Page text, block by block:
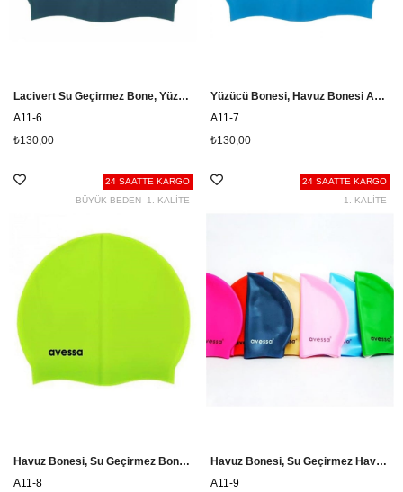
Lacivert Su Geçirmez Bone, Yüzücü Bonesi A11-6
A11-6
₺130,00
Yüzücü Bonesi, Havuz Bonesi A11-7
A11-7
₺130,00
Havuz Bonesi, Su Geçirmez Bone A11-8
A11-8
24 SAATTE KARGO
1. KALİTE
BÜYÜK BEDEN
Havuz Bonesi, Su Geçirmez Havuz Bonesi A11-9
A11-9
24 SAATTE KARGO
1. KALİTE